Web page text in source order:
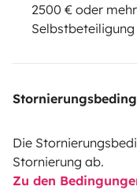
2500 € oder
Selbstbeteiligung
Die
Stornierung ab.
Zu den